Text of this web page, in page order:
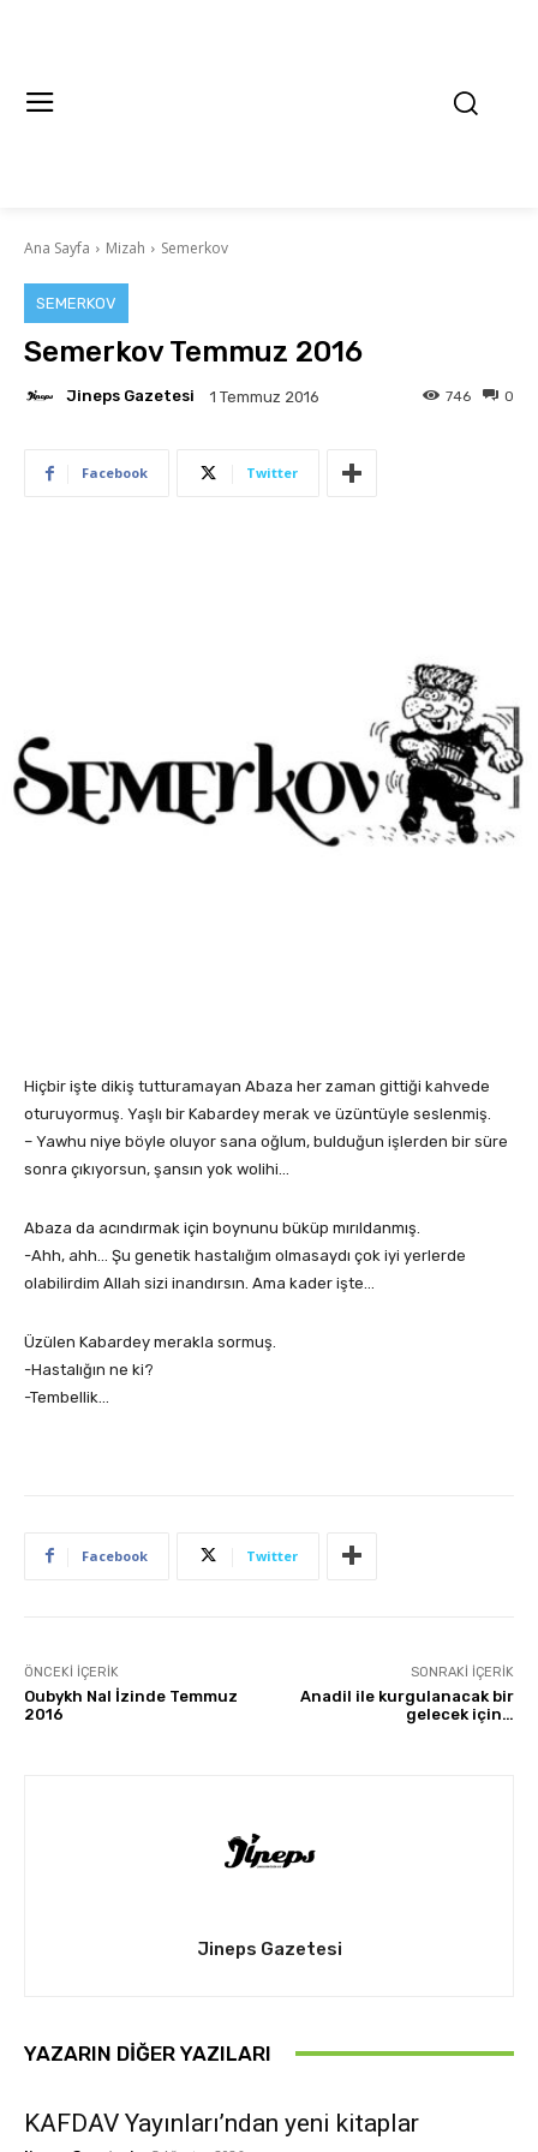
Ana Sayfa Mizah Semerkov
SEMERKOV
Semerkov Temmuz 2016
Jineps Gazetesi 1 Temmuz 2016 0
746
Facebook Twitter
Hiçbir işte dikiş tutturamayan Abaza her zaman gittiği kahvede
oturuyormuş. Yaşlı bir Kabardey merak ve üzüntüyle seslenmiş.
– Yawhu niye böyle oluyor sana oğlum, bulduğun işlerden bir süre
sonra çıkıyorsun, şansın yok wolihi…
Abaza da acındırmak için boynunu büküp mırıldanmış.
-Ahh, ahh… Şu genetik hastalığım olmasaydı çok iyi yerlerde
olabilirdim Allah sizi inandırsın. Ama kader işte…
Üzülen Kabardey merakla sormuş.
-Hastalığın ne ki?
-Tembellik…
Facebook Twitter
ÖNCEKI İÇERIK
Oubykh Nal İzinde Temmuz
2016
SONRAKI İÇERIK
Anadil ile kurgulanacak bir
gelecek için…
Jineps Gazetesi
YAZARIN DIĞER YAZILARI
KAFDAV Yayınları’ndan yeni kitaplar